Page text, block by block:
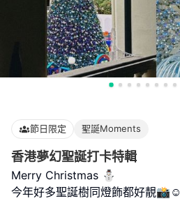
節日限定 聖誕Moments
香港夢幻聖誕打卡特輯
Merry Christmas ⛄️
今年好多聖誕樹同燈飾都好靚📸☺️